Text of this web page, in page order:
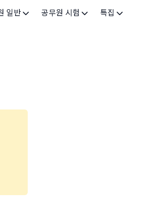
일반 공무원 시험 특집